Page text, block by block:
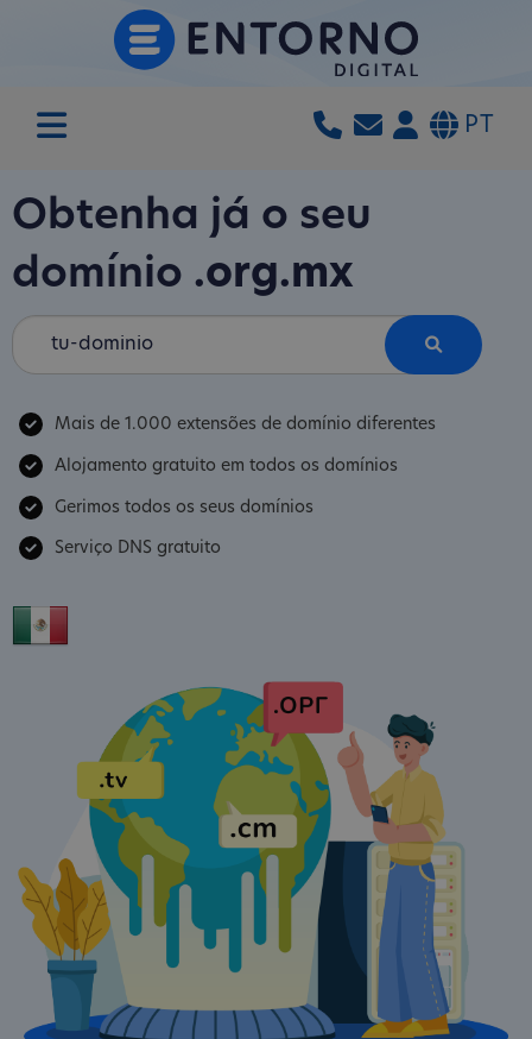
PT
Obtenha já o seu
domínio .org.mx
Mais de 1.000 extensões de domínio diferentes
Alojamento gratuito em todos os domínios
Gerimos todos os seus domínios
Serviço DNS gratuito